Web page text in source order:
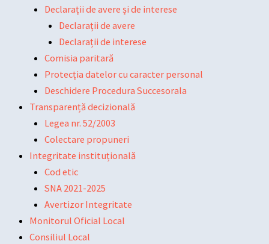
Declarații de avere și de interese
Declarații de avere
Declarații de interese
Comisia paritară
Protecția datelor cu caracter personal
Deschidere Procedura Succesorala
Transparență decizională
Legea nr. 52/2003
Colectare propuneri
Integritate instituțională
Cod etic
SNA 2021-2025
Avertizor Integritate
Monitorul Oficial Local
Consiliul Local